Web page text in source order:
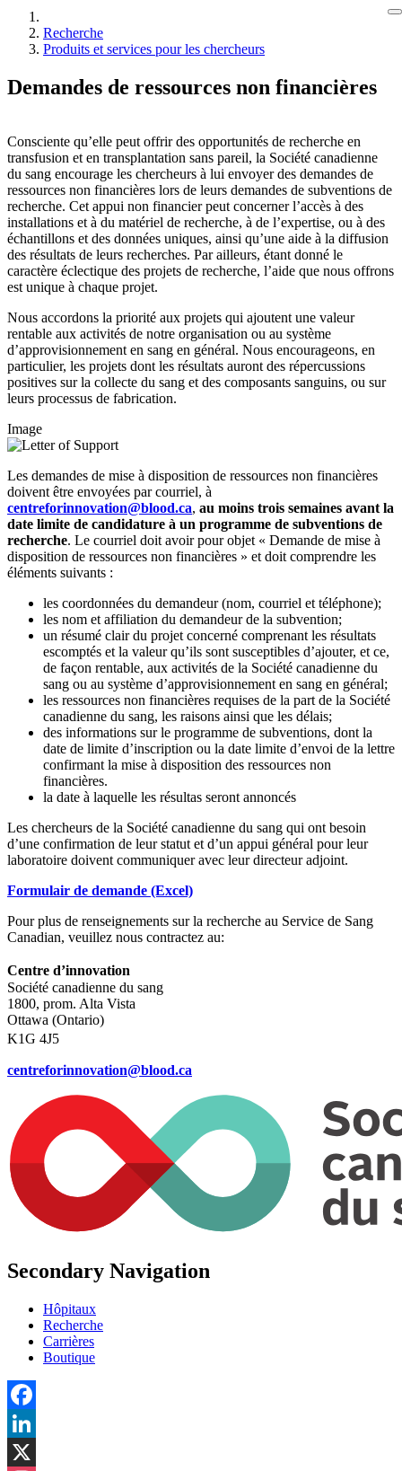
Recherche
Produits et services pour les chercheurs
Demandes de ressources non financières
Consciente qu’elle peut offrir des opportunités de recherche en
transfusion et en transplantation sans pareil, la Société canadienne
du sang encourage les chercheurs à lui envoyer des demandes de
ressources non financières lors de leurs demandes de subventions de
recherche. Cet appui non financier peut concerner l’accès à des
installations et à du matériel de recherche, à de l’expertise, ou à des
échantillons et des données uniques, ainsi qu’une aide à la diffusion
des résultats de leurs recherches. Par ailleurs, étant donné le
caractère éclectique des projets de recherche, l’aide que nous offrons
est unique à chaque projet.
Nous accordons la priorité aux projets qui ajoutent une valeur
rentable aux activités de notre organisation ou au système
d’approvisionnement en sang en général. Nous encourageons, en
particulier, les projets dont les résultats auront des répercussions
positives sur la collecte du sang et des composants sanguins, ou sur
leurs processus de fabrication.
Image
Les demandes de mise à disposition de ressources non financières
doivent être envoyées par courriel, à
centreforinnovation@blood.ca, au moins trois semaines avant la
date limite de candidature à un programme de subventions de
recherche. Le courriel doit avoir pour objet « Demande de mise à
disposition de ressources non financières » et doit comprendre les
éléments suivants :
les coordonnées du demandeur (nom, courriel et téléphone);
les nom et affiliation du demandeur de la subvention;
un résumé clair du projet concerné comprenant les résultats
escomptés et la valeur qu’ils sont susceptibles d’ajouter, et ce,
de façon rentable, aux activités de la Société canadienne du
sang ou au système d’approvisionnement en sang en général;
les ressources non financières requises de la part de la Société
canadienne du sang, les raisons ainsi que les délais;
des informations sur le programme de subventions, dont la
date de limite d’inscription ou la date limite d’envoi de la lettre
confirmant la mise à disposition des ressources non
financières.
la date à laquelle les résultas seront annoncés
Les chercheurs de la Société canadienne du sang qui ont besoin
d’une confirmation de leur statut et d’un appui général pour leur
laboratoire doivent communiquer avec leur directeur adjoint.
Formulair de demande (Excel)
Pour plus de renseignements sur la recherche au Service de Sang
Canadian, veuillez nous contractez au:
Centre d’innovation
Société canadienne du sang
1800, prom. Alta Vista
Ottawa (Ontario)
K1G 4J5
centreforinnovation@blood.ca
Secondary Navigation
Hôpitaux
Recherche
Carrières
Boutique
Facebook
LinkedIn